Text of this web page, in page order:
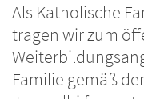
Als Katholische
tragen wir zum
Familie gemäß